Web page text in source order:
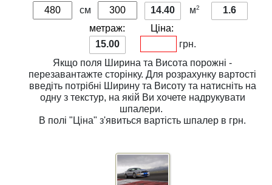
см
14.40
м2
1.6
метраж:
15.00
Ціна:
грн.
Якщо поля Ширина та Висота порожні -
перезавантажте сторінку. Для розрахунку вартості
введіть потрібні Ширинута Висотута натисніть на
одну з текстур, на якій Ви хочете надрукувати
шпалери.
В полі"Ціна" з'явиться вартість шпалер в грн.